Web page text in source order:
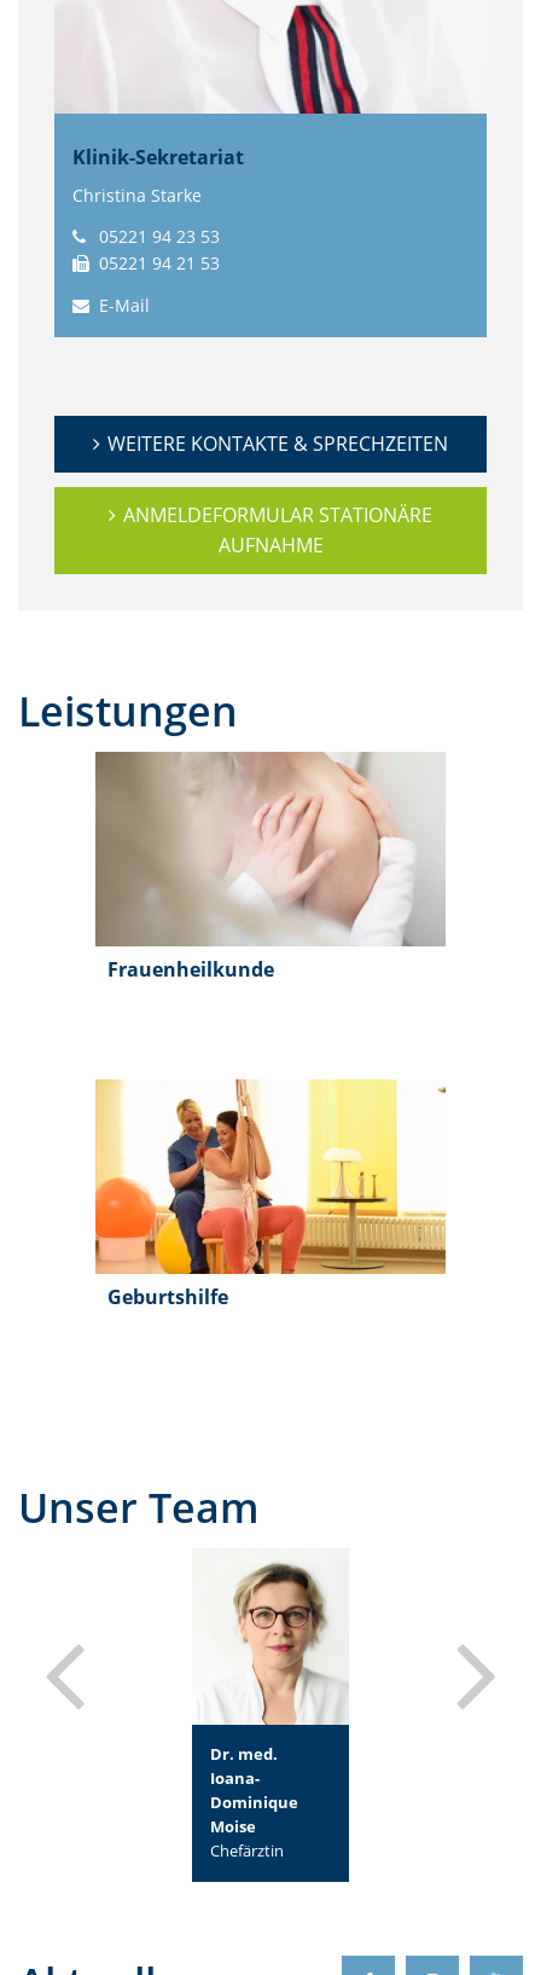
Klinik-Sekretariat
Christina Starke
05221 94 23 53
05221 94 21 53
E-Mail
WEITERE KONTAKTE & SPRECHZEITEN
ANMELDEFORMULAR STATIONÄRE
AUFNAHME
Leistungen
Frauenheilkunde
Geburtshilfe
Unser Team
Dr. med.
Ioana-
Dominique
Moise
Chefärztin